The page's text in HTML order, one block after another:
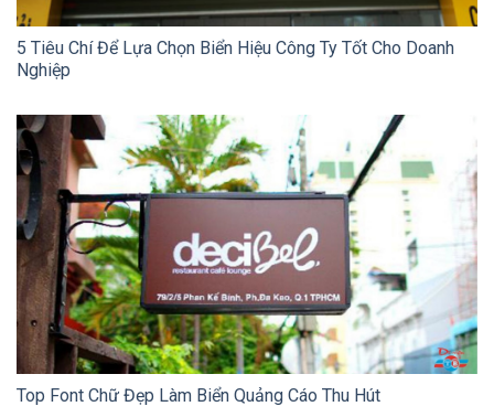
5 Tiêu Chí Để Lựa Chọn Biển Hiệu Công Ty Tốt Cho Doanh
Nghiệp
Top Font Chữ Đẹp Làm Biển Quảng Cáo Thu Hút